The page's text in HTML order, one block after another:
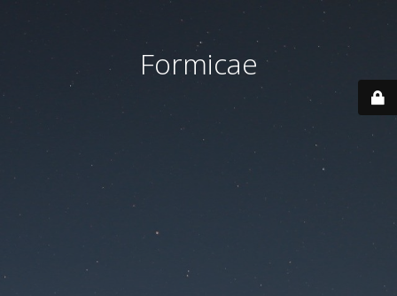
Formicae